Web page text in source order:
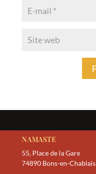
NAMASTE
55, Place de la Gare
74890 Bons-en-Chablais